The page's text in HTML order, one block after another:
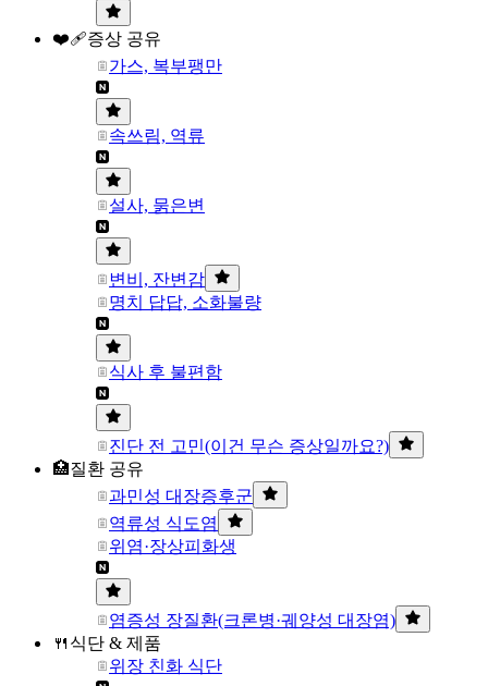
❤️‍🩹증상 공유
가스, 복부팽만
속쓰림, 역류
설사, 묽은변
변비, 잔변감
명치 답답, 소화불량
식사 후 불편함
진단 전 고민(이건 무슨 증상일까요?)
🏥질환 공유
과민성 대장증후군
역류성 식도염
위염·장상피화생
염증성 장질환(크론병·궤양성 대장염)
🍴식단 & 제품
위장 친화 식단